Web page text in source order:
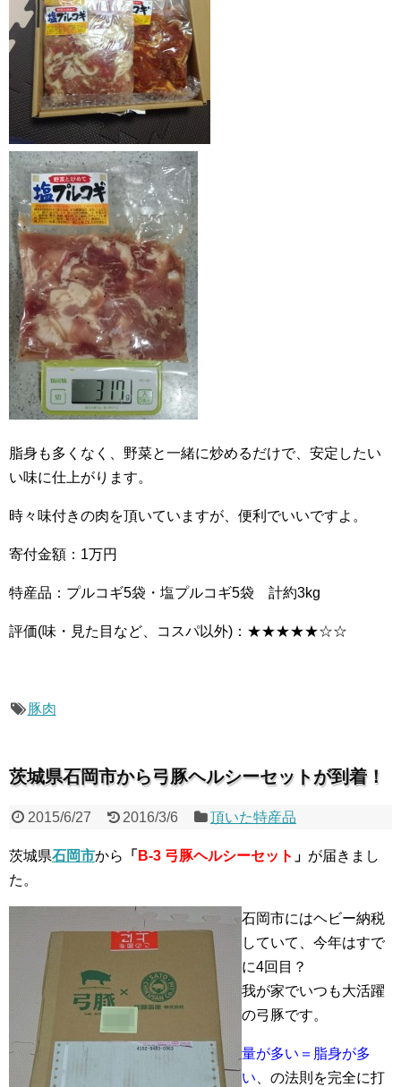
脂身も多くなく、野菜と一緒に炒めるだけで、安定したい
い味に仕上がります。
時々味付きの肉を頂いていますが、便利でいいですよ。
寄付金額：1万円
特産品：プルコギ5袋・塩プルコギ5袋 計約3kg
評価(味・見た目など、コスパ以外)：★★★★★☆☆
豚肉
茨城県石岡市から弓豚ヘルシーセットが到着！
2015/6/27 2016/3/6 頂いた特産品
茨城県石岡市から 「 B-3 弓豚ヘルシーセット 」 が届きまし
た。
石岡市にはヘビー納税
していて、今年はすで
に4回目？
我が家でいつも大活躍
の弓豚です。
量が多い＝脂身が多
い 、の法則を完全に打